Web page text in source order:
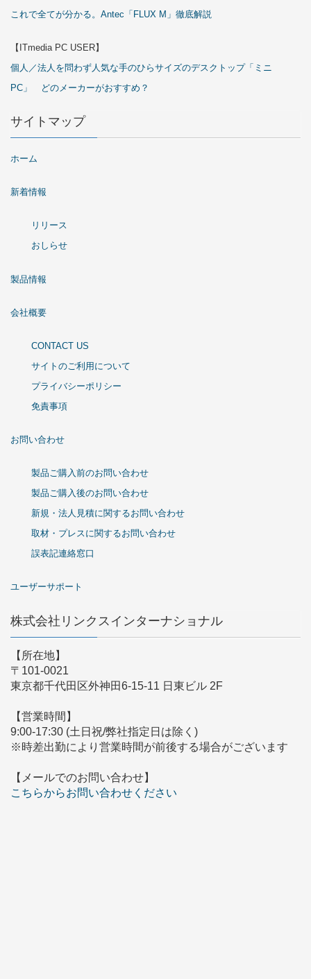
これで全てが分かる。Antec「FLUX M」徹底解説
【ITmedia PC USER】
個人／法人を問わず人気な手のひらサイズのデスクトップ「ミニ
PC」 どのメーカーがおすすめ？
サイトマップ
ホーム
新着情報
リリース
おしらせ
製品情報
会社概要
CONTACT US
サイトのご利用について
プライバシーポリシー
免責事項
お問い合わせ
製品ご購入前のお問い合わせ
製品ご購入後のお問い合わせ
新規・法人見積に関するお問い合わせ
取材・プレスに関するお問い合わせ
誤表記連絡窓口
ユーザーサポート
株式会社リンクスインターナショナル
【所在地】
〒101-0021
東京都千代田区外神田6-15-11 日東ビル 2F
【営業時間】
9:00-17:30 (土日祝/弊社指定日は除く)
※時差出勤により営業時間が前後する場合がございます
【メールでのお問い合わせ】
こちらからお問い合わせください